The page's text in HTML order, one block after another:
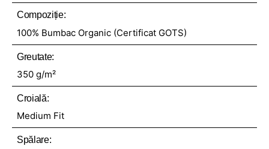
Compoziție:
100% Bumbac Organic (Certificat GOTS)
Greutate:
350 g/m²
Croială:
Medium Fit
Spălare: